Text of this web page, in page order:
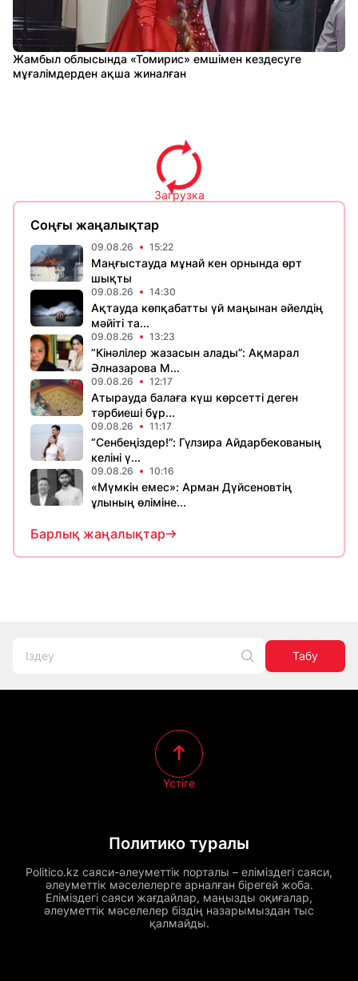
Жамбыл облысында «Томирис» емшімен кездесуге
мұғалімдерден ақша жиналған
Загрузка
Соңғы жаңалықтар
09.08.26 15:22
Маңғыстауда мұнай кен орнында өрт
шықты
09.08.26 14:30
Ақтауда көпқабатты үй маңынан әйелдің
мәйіті та...
09.08.26 13:23
“Кінәлілер жазасын алады”: Ақмарал
Әлназарова М...
09.08.26 12:17
Атырауда балаға күш көрсетті деген
тәрбиеші бұр...
09.08.26 11:17
“Сенбеңіздер!”: Гүлзира Айдарбекованың
келіні ү...
09.08.26 10:16
«Мүмкін емес»: Арман Дүйсеновтің
ұлының өліміне...
Барлық жаңалықтар
Табу
Политико туралы
Politico.kz саяси-әлеуметтік порталы – еліміздегі саяси,
әлеуметтік мәселелерге арналған бірегей жоба.
Еліміздегі саяси жағдайлар, маңызды оқиғалар,
әлеуметтік мәселелер біздің назарымыздан тыс
қалмайды.
Үстіге